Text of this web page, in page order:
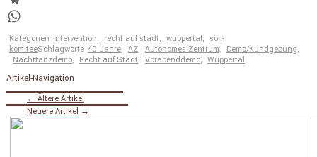
Telegram
WhatsApp
Kategorien intervention, recht auf stadt, wuppertal, soli-
komiteeSchlagworte 40 Jahre, AZ, Autonomes Zentrum, Demo/Kundgebung,
Nachttanzdemo, Recht auf Stadt, Vorabenddemo, Wuppertal
Artikel-Navigation
← Ältere Artikel
Neuere Artikel →